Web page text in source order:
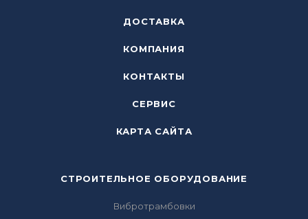
ДОСТАВКА
КОМПАНИЯ
КОНТАКТЫ
СЕРВИС
КАРТА САЙТА
СТРОИТЕЛЬНОЕ ОБОРУДОВАНИЕ
Вибротрамбовки